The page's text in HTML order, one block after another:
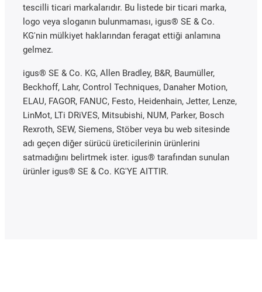
tescilli ticari markalarıdır. Bu listede bir ticari marka,
logo veya sloganın bulunmaması, igus® SE & Co.
KG'nin mülkiyet haklarından feragat ettiği anlamına
gelmez.
igus® SE & Co. KG, Allen Bradley, B&R, Baumüller,
Beckhoff, Lahr, Control Techniques, Danaher Motion,
ELAU, FAGOR, FANUC, Festo, Heidenhain, Jetter, Lenze,
LinMot, LTi DRiVES, Mitsubishi, NUM, Parker, Bosch
Rexroth, SEW, Siemens, Stöber veya bu web sitesinde
adı geçen diğer sürücü üreticilerinin ürünlerini
satmadığını belirtmek ister. igus® tarafından sunulan
ürünler igus® SE & Co. KG'YE AITTIR.